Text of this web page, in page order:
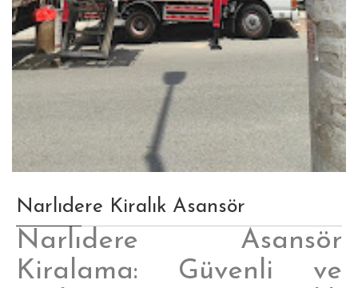
Narlıdere Kiralık Asansör
Narlıdere Asansör
Kiralama: Güvenli ve